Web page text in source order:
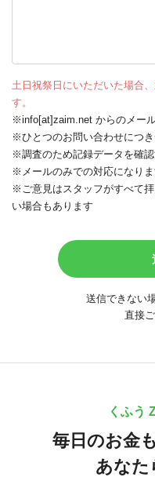
土日祝祭日にいただいた場合
す。
※info[at]zaim.net からのメー
※ひとつのお問い合わせにつ
※調査のため記録データを確
※メールのみでの対応になり
※ご意見はスタッフがすべて
い場合もあります
送信できない
直接
くふう
毎日のお金も
あなた